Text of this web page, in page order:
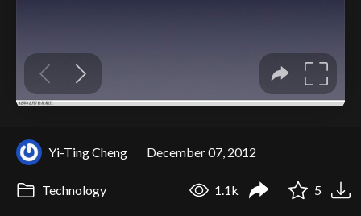
Yi-Ting Cheng December 07, 2012
Technology 1.1k 5